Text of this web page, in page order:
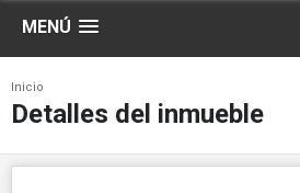
MENÚ
Inicio
Detalles del inmueble